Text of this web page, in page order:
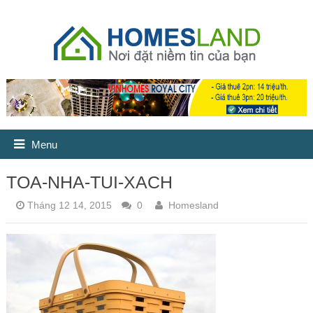
Menu
TOA-NHA-TUI-XACH
Tháng 12 14, 2015 0 Homesland